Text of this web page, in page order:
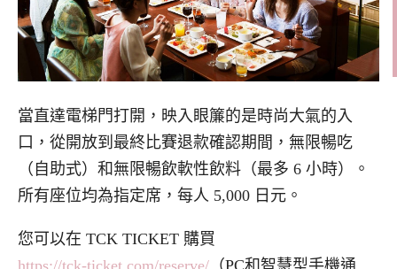
當直達電梯門打開，映入眼簾的是時尚大氣的入
口，從開放到最終比賽退款確認期間，無限暢吃
（自助式）和無限暢飲軟性飲料（最多 6 小時）。
所有座位均為指定席，每人 5,000 日元 。
您可以在 TCK TICKET 購買
https://tck-ticket.com/reserve/ （PC和智慧型手機通